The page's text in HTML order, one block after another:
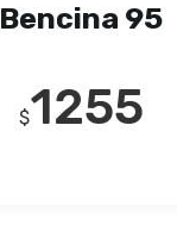
Bencina 95
$1255